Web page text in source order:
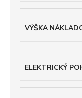
VÝŠKA
ELEKTRICKÝ